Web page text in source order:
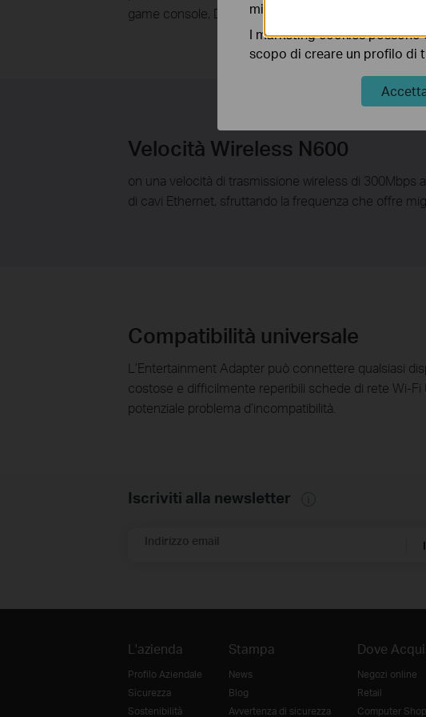
game console, DVR o stampanti.
Velocità Wireless N600
on una velocità di trasmissione wireless di 300Mbps
di cavi Ethernet, sfruttando la frequenza che offre
Compatibilità universale
L’Entertainment Adapter può connettere qualsiasi
costose e difficilmente reperibili schede di rete Wi-
potenziale problema d’incompatibilità.
Iscriviti alla newsletter
Indirizzo email
L'azienda
Profilo Aziendale
Sicurezza
Sostenibilità
Stampa
News
Blog
Avvertenza di sicurezza
Dove
Negozi online
Retail
Computer
migliorarne le funzionalità.
I marketing cookies
scopo di creare un profilo di